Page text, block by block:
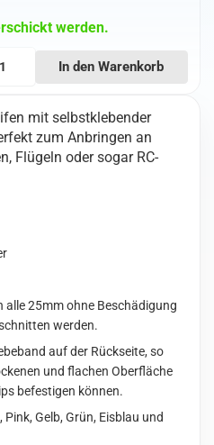
werden.
In den Warenkorb
mit selbstklebender
zum Anbringen an
Flügeln oder sogar RC-
alle 25mm ohne Beschädigung
werden.
auf der Rückseite, so
und flachen Oberfläche
befestigen können.
Gelb, Grün, Eisblau und